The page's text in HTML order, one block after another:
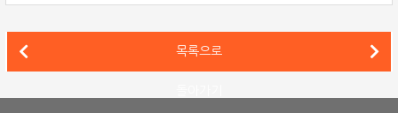
캐리오디오(Cary Audio) 300B 진공관 인티앰프 CAD-300 SEI
리바이벌 오디오(Revival Audio) 플래그십 스피커 아탈란테 7 에보 동영상 리뷰
목록으로